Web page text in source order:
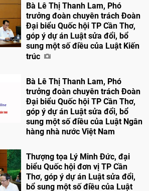
Bà Lê Thị Thanh Lam, Phó
trưởng đoàn chuyên trách Đoàn
Đại biểu Quốc hội TP Cần Thơ,
góp ý dự án Luật sửa đổi, bổ
sung một số điều của Luật Kiến
trúc
Bà Lê Thị Thanh Lam, Phó
trưởng đoàn chuyên trách Đoàn
Đại biểu Quốc hội TP Cần Thơ,
góp ý dự án Luật sửa đổi, bổ
sung một số điều của Luật Ngân
hàng nhà nước Việt Nam
Thượng tọa Lý Minh Đức, đại
biểu Quốc hội đơn vị TP Cần
Thơ, góp ý dự án Luật sửa đổi,
bổ sung một số điều của Luật